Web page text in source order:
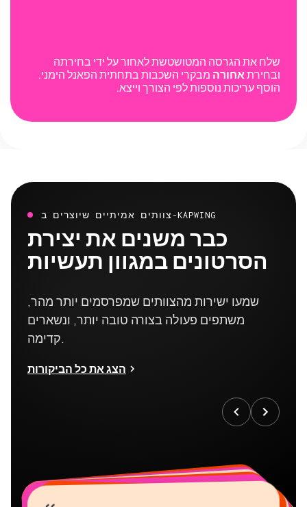
שלח את הגרסה המטושטשת לאחור על ידי בחירתה
ובחירתאחורה מבקרי השכבות בתחתית הפאנל הימני.
הוסף עריכות נוספות לפי הצורך וייצא.
צוותים אמיתיים שיוצרים ב-KAPWING
כבר משנים את יצירת
הסרטונים במגוון תעשיות
שמעו ישירות מהצוותים שמפרסמים יותר מהר,
משתפים פעולה בצורה טובה יותר, ונשארים
קדימה.
הצג את כל הביקורות